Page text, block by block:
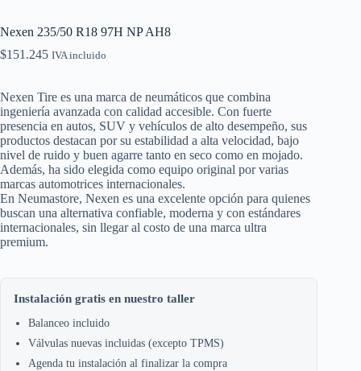
Nexen 235/50 R18 97H NP AH8
$151.245 IVA incluido
Nexen Tire es una marca de neumáticos que combina
ingeniería avanzada con calidad accesible. Con fuerte
presencia en autos, SUV y vehículos de alto desempeño, sus
productos destacan por su estabilidad a alta velocidad, bajo
nivel de ruido y buen agarre tanto en seco como en mojado.
Además, ha sido elegida como equipo original por varias
marcas automotrices internacionales.
En Neumastore, Nexen es una excelente opción para quienes
buscan una alternativa confiable, moderna y con estándares
internacionales, sin llegar al costo de una marca ultra
premium.
Instalación gratis en nuestro taller
Balanceo incluido
Válvulas nuevas incluidas (excepto TPMS)
Agenda tu instalación al finalizar la compra